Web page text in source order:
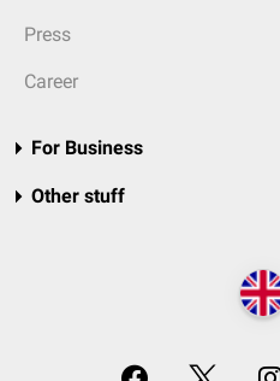
Press
Career
For Business
Other stuff